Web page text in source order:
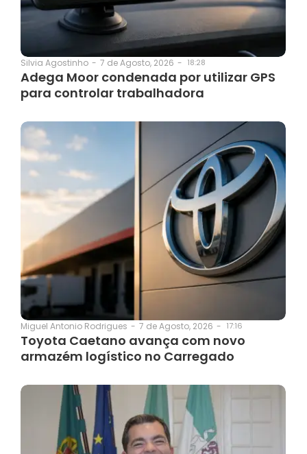
Silvia Agostinho - 7 de Agosto, 2026 - 18:28
Adega Moor condenada por utilizar GPS
para controlar trabalhadora
Miguel Antonio Rodrigues - 7 de Agosto, 2026 - 17:16
Toyota Caetano avança com novo
armazém logístico no Carregado